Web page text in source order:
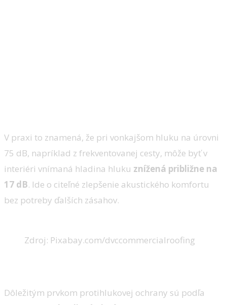
V praxi to znamená, že pri vonkajšom hluku na úrovni
75 dB, napríklad z frekventovanej cesty, môže byť v
interiéri vnímaná hladina hluku znížená približne na
17 dB. Ide o citeľné zlepšenie akustického komfortu
bez potreby ďalších zásahov.
Zdroj: Pixabay.com/dvccommercialroofing
Dôležitým prvkom protihlukovej ochrany sú podľa